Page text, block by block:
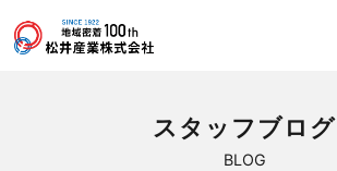
BLOG
スタッフブログ